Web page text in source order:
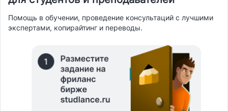
Помощь в обучении, проведение консультаций с лучшими
экспертами, копирайтинг и переводы.